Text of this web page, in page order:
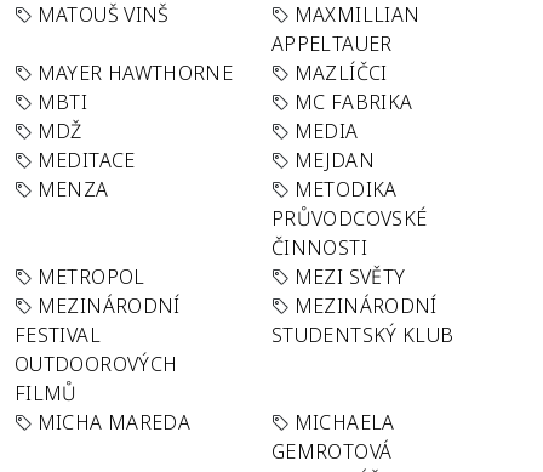
MATOUŠ VINŠ
MAXMILLIAN
APPELTAUER
MAYER HAWTHORNE
MAZLÍČCI
MBTI
MC FABRIKA
MDŽ
MEDIA
MEDITACE
MEJDAN
MENZA
METODIKA
PRŮVODCOVSKÉ
ČINNOSTI
METROPOL
MEZI SVĚTY
MEZINÁRODNÍ
FESTIVAL
OUTDOOROVÝCH
FILMŮ
MEZINÁRODNÍ
STUDENTSKÝ KLUB
MICHA MAREDA
MICHAELA
GEMROTOVÁ